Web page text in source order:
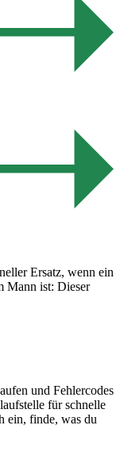
Ersatz, wenn ein
Mann ist: Dieser
und Fehlercodes
für schnelle
ein, finde, was du